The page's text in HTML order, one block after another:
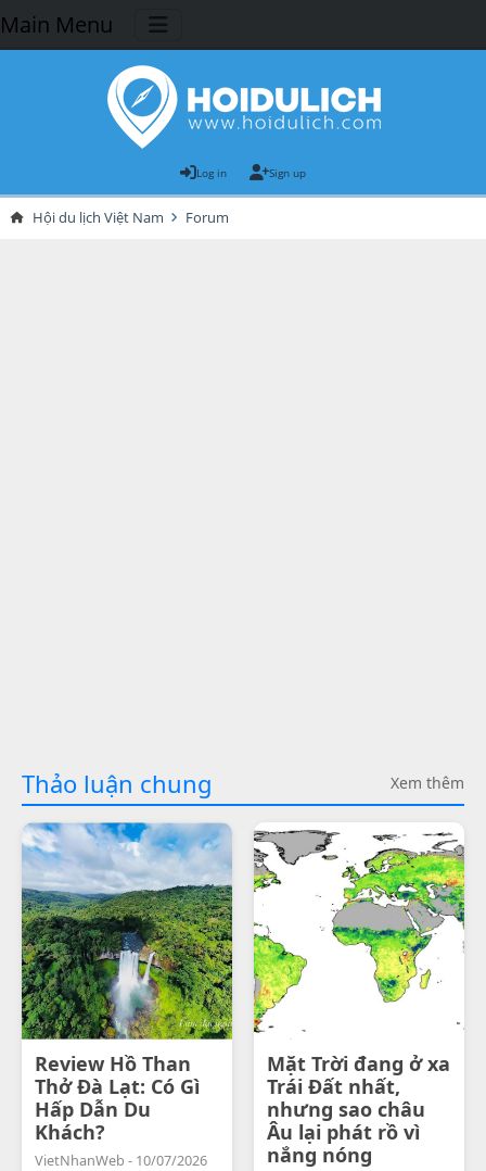
Main Menu
Log in Sign up
Hội du lịch Việt Nam Forum
Thảo luận chung Xem thêm
Review Hồ Than
Thở Đà Lạt: Có Gì
Hấp Dẫn Du
Khách?
VietNhanWeb - 10/07/2026
Mặt Trời đang ở xa
Trái Đất nhất,
nhưng sao châu
Âu lại phát rồ vì
nắng nóng